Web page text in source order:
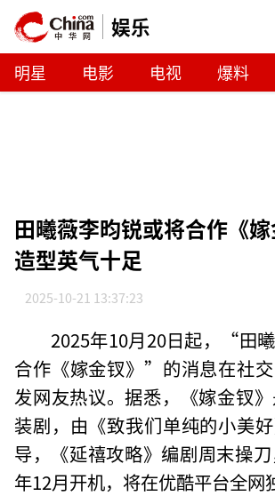
娱乐
明星 电影 电视 爆料
田曦薇李昀锐或将合作《
造型英气十足
2025-10-21 13:37:23
2025年10月20日起，“田
合作《嫁金钗》”的消息在社
发网友热议。据悉，《嫁金钗
装剧，由《致我们单纯的小美
导，《延禧攻略》编剧周末操
年12月开机，将在优酷平台全网